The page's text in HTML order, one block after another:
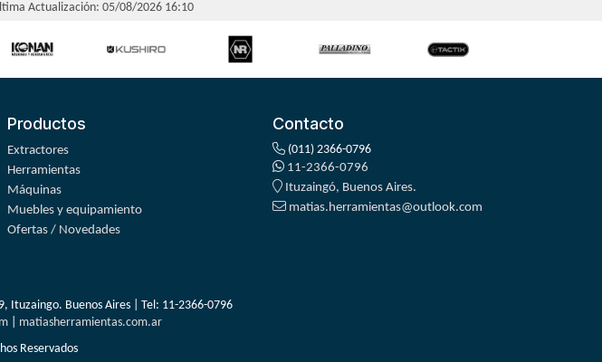
Actualización: 05/08/2026 16:10
Productos
Extractores
Herramientas
Máquinas
Muebles y equipamiento
Ofertas / Novedades
Contacto
(011) 2366-0796
11-2366-0796
Ituzaingó, Buenos Aires.
matias.herramientas@outlook.com
Ituzaingo. Buenos Aires | Tel: 11-2366-0796
| matiasherramientas.com.ar
Reservados